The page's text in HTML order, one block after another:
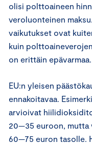
olisi polttoaineen
veroluonteinen
vaikutukset ovat
kuin
on erittäin epävarmaa.
EU:n yleisen
ennakoitavaa.
arvioivat
20—35 euroon, mutta
60—75 euron tasolle.